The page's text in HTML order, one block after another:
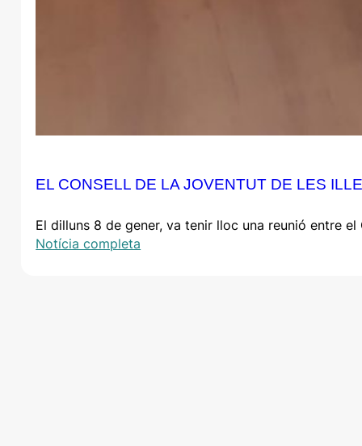
EL CONSELL DE LA JOVENTUT DE LES
El dilluns 8 de gener, va tenir lloc una reunió entre
Notícia completa